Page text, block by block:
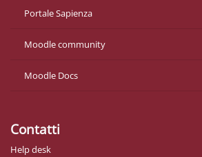
Portale Sapienza
Moodle community
Moodle Docs
Contatti
Help desk